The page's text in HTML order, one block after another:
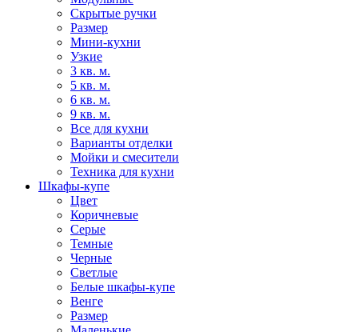
Скрытые ручки
Размер
Мини-кухни
Узкие
3 кв. м.
5 кв. м.
6 кв. м.
9 кв. м.
Все для кухни
Варианты отделки
Мойки и смесители
Техника для кухни
Шкафы-купе
Цвет
Коричневые
Серые
Темные
Черные
Светлые
Белые шкафы-купе
Венге
Размер